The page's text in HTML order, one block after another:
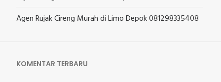
Agen Rujak Cireng Murah di Limo Depok 081298335408
KOMENTAR TERBARU